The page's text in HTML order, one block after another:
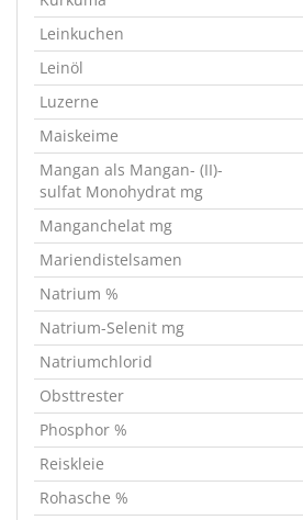
Leinkuchen
Leinöl
Luzerne
Maiskeime
Mangan als Mangan- (II)-
sulfat Monohydrat mg
Manganchelat mg
Mariendistelsamen
Natrium %
Natrium-Selenit mg
Natriumchlorid
Obsttrester
Phosphor %
Reiskleie
Rohasche %